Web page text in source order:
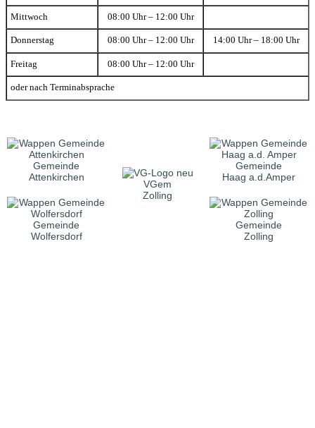
Mittwoch 08:00 Uhr – 12:00 Uhr
Donnerstag 08:00 Uhr – 12:00 Uhr 14:00 Uhr – 18:00 Uhr
Freitag 08:00 Uhr – 12:00 Uhr
oder nach Terminabsprache
Gemeinde
Attenkirchen
VGem
Zolling
Gemeinde
Haag a.d.Amper
Gemeinde
Wolfersdorf
Gemeinde
Zolling